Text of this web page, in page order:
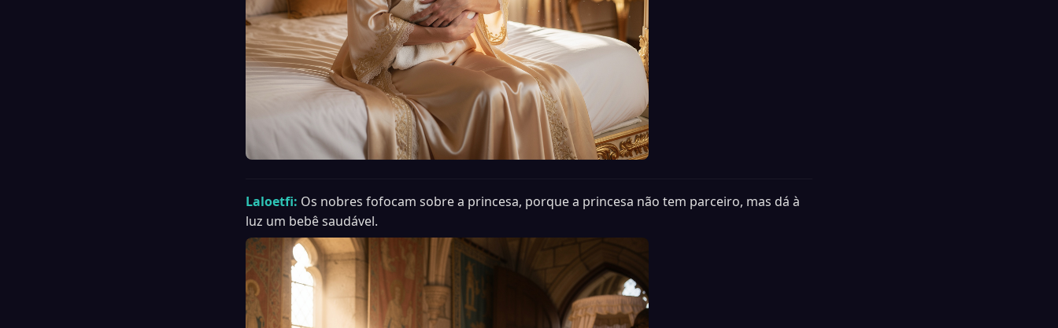
Laloetfi: Os nobres fofocam sobre a princesa, porque a princesa não tem parceiro, mas dá à
luz um bebê saudável.